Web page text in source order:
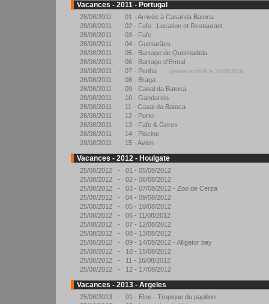
Vacances - 2011 - Portugal
28/08/2011 - 01 - Arrivée à Casal da Batoca
28/08/2011 - 02 - Fafe : Location et Restaurant
28/08/2011 - 03 - Fafe
28/08/2011 - 04 - Guimarães
28/08/2011 - 05 - Barrage de Queimadela
28/08/2011 - 06 - Barrage d'Ermal
28/08/2011 - 07 - Penha
(galerie modifié le 29/08/2011)
28/08/2011 - 08 - Braga
28/08/2011 - 09 - Casal da Batoca
28/08/2011 - 10 - Gandarela
28/08/2011 - 11 - Casal da Batoca
28/08/2011 - 12 - Porto
28/08/2011 - 13 - Fafe & Geres
28/08/2011 - 14 - Piscine
28/08/2011 - 15 - Avion
Vacances - 2012 - Houlgate
25/08/2012 - 01 - 05/08/2012
25/08/2012 - 02 - 06/08/2012
25/08/2012 - 03 - 07/08/2012 - Zoo de Cerza
25/08/2012 - 04 - 09/08/2012
25/08/2012 - 05 - 10/08/2012
25/08/2012 - 06 - 11/08/2012
25/08/2012 - 07 - 12/08/2012
25/08/2012 - 08 - 13/08/2012
25/08/2012 - 09 - 14/08/2012 - Alligator bay
25/08/2012 - 10 - 15/08/2012
25/08/2012 - 11 - 16/08/2012
25/08/2012 - 12 - 17/08/2012
Vacances - 2013 - Argeles
25/08/2013 - 01 - Elne - Tropique du papillon